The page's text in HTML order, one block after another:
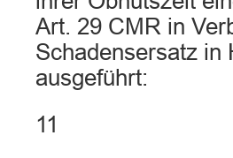
Art. 29 CMR in
Schadensersatz in
ausgeführt:
11